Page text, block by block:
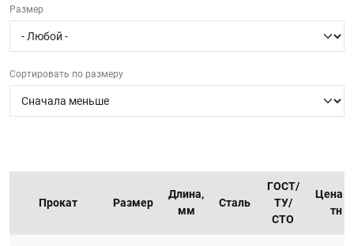
Размер
Сортировать по размеру
Прокат Размер
Длина,
мм
Сталь
ГОСТ/
ТУ/
СТО
Цена
тн